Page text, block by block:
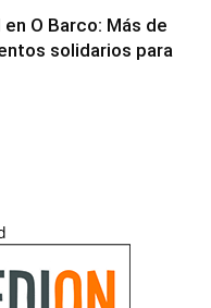
O Barco: Más de
solidarios para